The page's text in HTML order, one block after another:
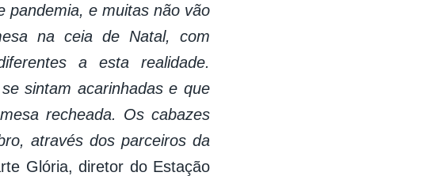
pandemia, e muitas não vão
na ceia de Natal, com
a esta realidade.
sintam acarinhadas e que
recheada. Os cabazes
através dos parceiros da
Glória, diretor do Estação